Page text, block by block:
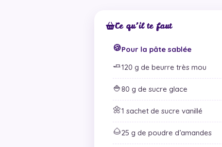
Ce qu’il te faut
🍪Pour la pâte sablée
🧈120 g de beurre très mou
🍚 80 g de sucre glace
🌼1 sachet de sucre vanillé
🌰25 g de poudre d’amandes